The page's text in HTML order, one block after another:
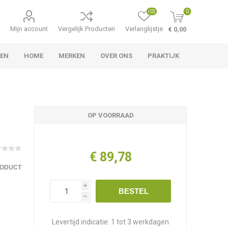
Mijn account Vergelijk Producten Verlanglijstje
(0) 0
€ 0,00
HOME MERKEN OVER ONS PRAKTIJK
OP VOORRAAD
€ 89,78
i
h
BESTEL
Levertijd indicatie: 1 tot 3 werkdagen